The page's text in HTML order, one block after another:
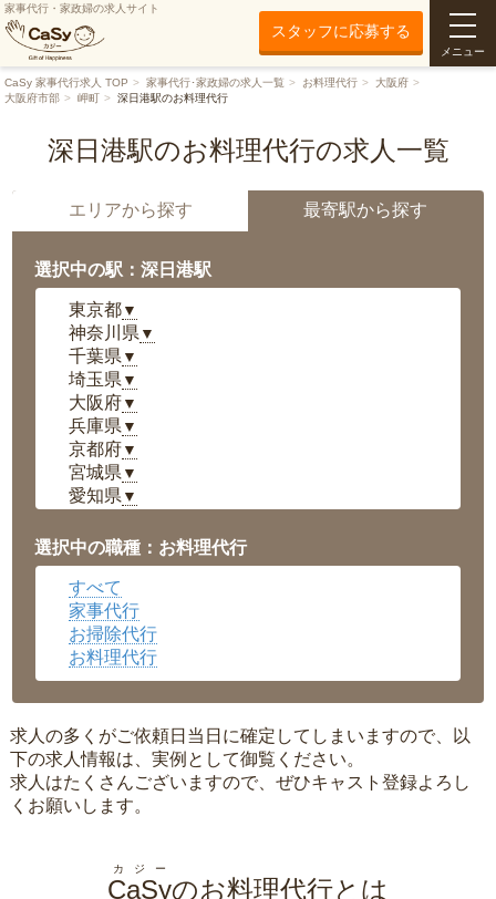
家事代行・家政婦の求人サイト
スタッフに応募する
メニュー
CaSy 家事代行求人 TOP 家事代行･家政婦の求人一覧 お料理代行
大阪府
大阪府市部
岬町 深日港駅のお料理代行
深日港駅のお料理代行の求人一覧
エリアから探す 最寄駅から探す
選択中の駅：深日港駅
東京都▼
神奈川県 ▼
千葉県 ▼
埼玉県 ▼
大阪府▼
兵庫県 ▼
京都府▼
宮城県 ▼
愛知県 ▼
岡山県▼
広島県▼
沖縄県
選択中の職種：お料理代行
すべて
家事代行
お掃除代行
お料理代行
求人の多くがご依頼日当日に確定してしまいますので、以
下の求人情報は、実例として御覧ください。
求人はたくさんございますので、ぜひキャスト登録よろし
くお願いします。
CaSy
カジー
のお料理代行とは